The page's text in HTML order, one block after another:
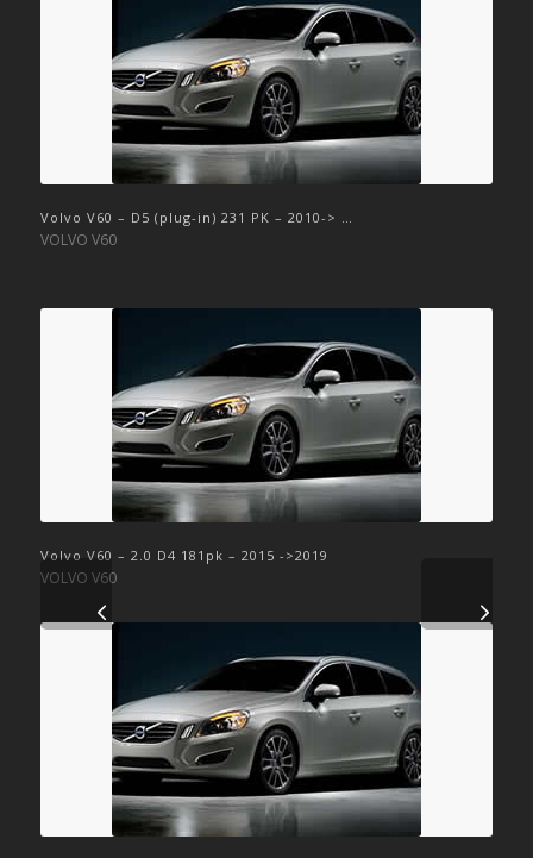
Volvo V60 – D5 (plug-in) 231 PK – 2010-> …
VOLVO V60
Volvo V60 – 2.0 D4 181pk – 2015 ->2019
VOLVO V60